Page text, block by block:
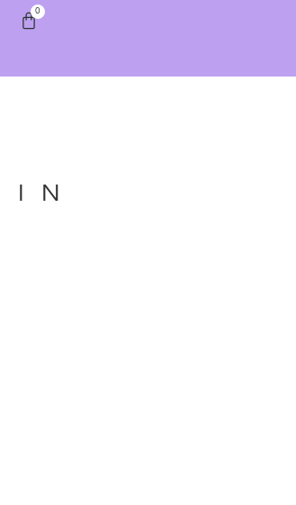
0
IN